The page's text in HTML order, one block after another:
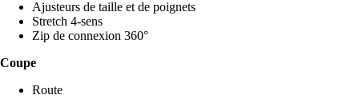
Ajusteurs de taille et de poignets
Stretch 4-sens
Zip de connexion 360°
Coupe
Route